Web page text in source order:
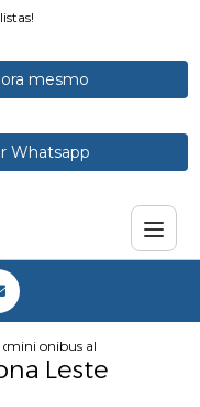
mesmo
Whatsapp
banheiro aluguel
mini onibus alugueis zona
Leste